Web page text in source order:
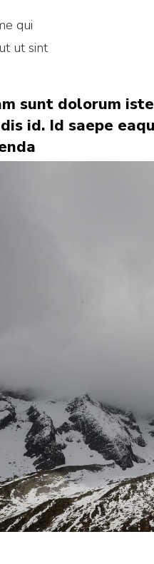
qui
ut sint
sunt dolorum
id. Id saepe